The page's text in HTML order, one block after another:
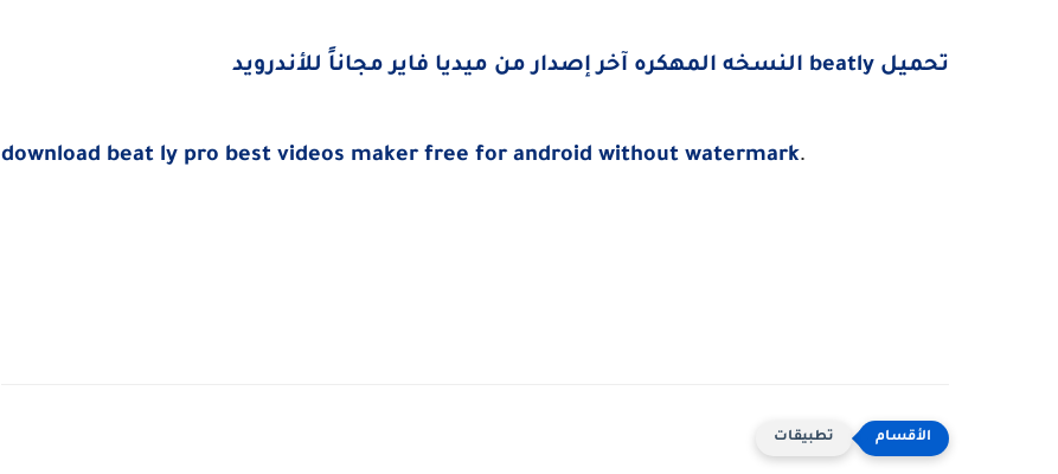
تحميل beatly النسخه المهكره آخر إصدار من ميديا فاير مجاناً للأندرويد
download beat ly pro best videos maker free for android without watermark.
تطبيقات